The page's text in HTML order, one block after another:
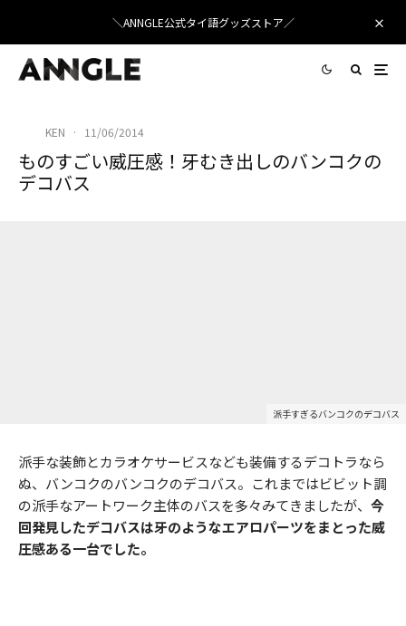
＼ANNGLE公式タイ語グッズストア／
KEN · 11/06/2014
ものすごい威圧感！牙むき出しのバンコクの
デコバス
派手すぎるバンコクのデコバス
派手な装飾とカラオケサービスなども装備するデコトラなら
ぬ、バンコクのバンコクのデコバス。これまではビビット調
の派手なアートワーク主体のバスを多々みてきましたが、 今
回発見したデコバスは牙のようなエアロパーツをまとった威
圧感ある一台でした。